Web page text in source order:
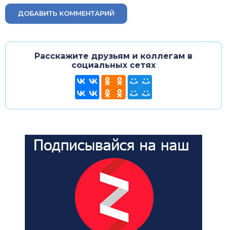
ДОБАВИТЬ КОММЕНТАРИЙ
Расскажите друзьям и коллегам в
социальных сетях